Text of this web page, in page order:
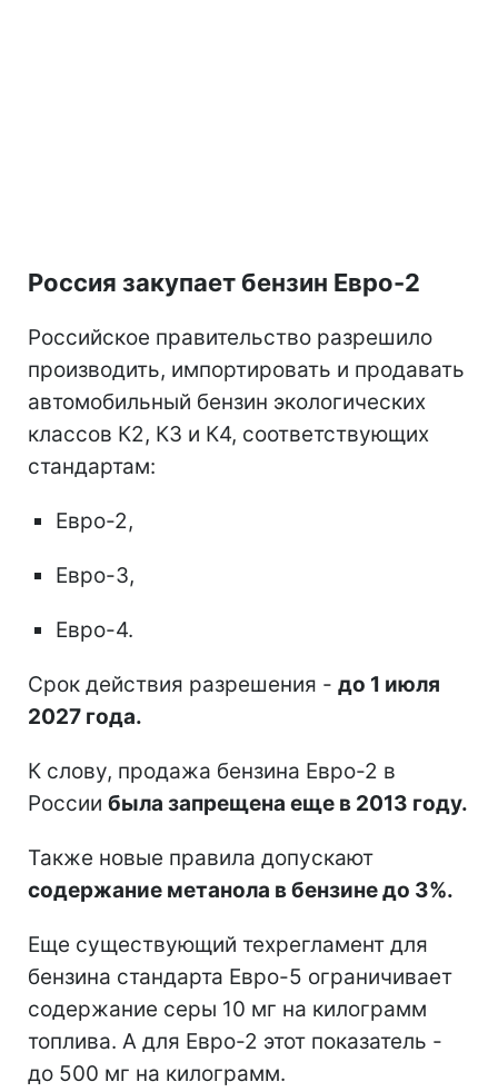
Россия закупает бензин Евро-2
Российское правительство разрешило
производить, импортировать и продавать
автомобильный бензин экологических
классов К2, К3 и К4, соответствующих
стандартам:
Евро-2,
Евро-3,
Евро-4.
Срок действия разрешения - до 1 июля
2027 года.
К слову, продажа бензина Евро-2 в
России была запрещена еще в 2013 году.
Также новые правила допускают
содержание метанола в бензине до 3%.
Еще существующий техрегламент для
бензина стандарта Евро-5 ограничивает
содержание серы 10 мг на килограмм
топлива. А для Евро-2 этот показатель -
до 500 мг на килограмм.